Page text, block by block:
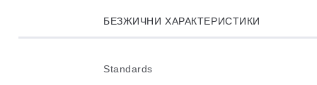
БЕЗЖИЧНИ ХАРАКТЕРИСТИКИ
Standards